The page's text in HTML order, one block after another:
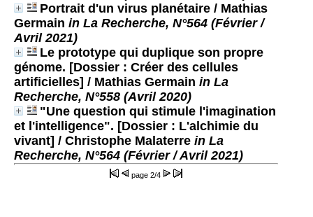
Portrait d'un virus planétaire / Mathias
Germain in La Recherche, N°564 (Février /
Avril 2021)
Le prototype qui duplique son propre
génome. [Dossier : Créer des cellules
artificielles] / Mathias Germain in La
Recherche, N°558 (Avril 2020)
"Une question qui stimule l'imagination
et l'intelligence". [Dossier : L'alchimie du
vivant] / Christophe Malaterre in La
Recherche, N°564 (Février / Avril 2021)
page 2/4